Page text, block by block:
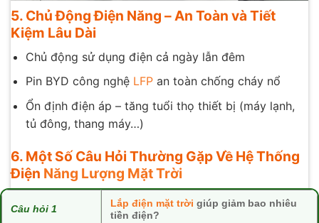
5. Chủ Động Điện Năng – An Toàn và Tiết
Kiệm Lâu Dài
Chủ động sử dụng điện cả ngày lẫn đêm
Pin BYD công nghệ LFPan toàn chống cháy nổ
Ổn định điện áp – tăng tuổi thọ thiết bị (máy lạnh,
tủ đông, thang máy…)
6. Một Số Câu Hỏi Thường Gặp Về Hệ Thống
Điện Năng Lượng Mặt Trời
Câu hỏi 1
Lắp điện mặt trời giúp giảm bao nhiêu
tiền điện?